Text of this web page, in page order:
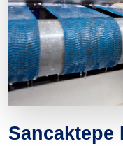
Sancaktepe